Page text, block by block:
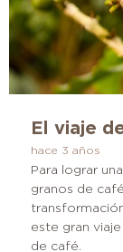
El viaje
hace 3 años
Para lograr
granos de
este gran
de café.